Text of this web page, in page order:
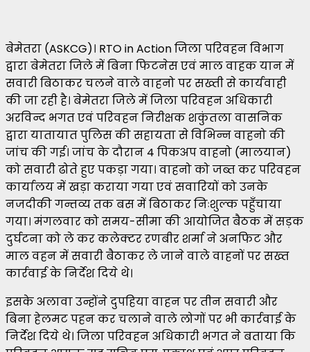
बेमेतरा (ASKCG)। RTO in Action जिला परिवहन विभाग
द्वारा बेमेतरा जिले में बिना फिटनेस एवं माल वाहक यान में
सवारी बिठाकर चलने वाले वाहनो पर सख्ती से कार्यवाही
की जा रही है। बेमेतरा जिले में जिला परिवहन अधिकारी
अरविन्द भगत एवं परिवहन निरीक्षक शकुंतला वासनिक
द्वारा यातायात पुलिस की सहायता से विभिन्न वाहनो की
जांच की गई। जांच के दौरान 4 पिकअप वाहनो (मालयान)
को सवारी ढोते हुए पकड़ा गया। वाहनो को जब्त कर परिवहन
कार्यालय में खड़ा कराया गया एवं सवारियों को उनके
नजदीकी गन्तव्य तक बस में बिठाकर निःशुल्क पहुँचाया
गया। मंगलवार को समय-सीमा की आयोजित बैठक में सड़क
दुर्घटना को ले कर कलेक्टर रणबीर शर्मा ने अनफिट और
माल वहन में सवारी बैठाकर ले जाने वाले वाहनों पर सख्त
कार्रवाई के निर्देश दिये थे।
इसके अलावा उन्होंने दुपहिया वाहन पर तीन सवारी और
बिना हेलमट पहन कर चलाने वाले लोगों पर भी कार्रवाई के
निर्देश दिये थे। जिला परिवहन अधिकारी भगत ने बताया कि